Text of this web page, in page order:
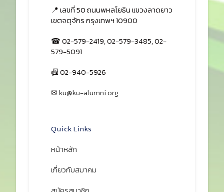
📍 เลขที่ 50 ถนนพหลโยธิน แขวงลาดยาว
เขตจตุจักร กรุงเทพฯ 10900
☎ 02-579-2419, 02-579-3485, 02-
579-5091
📠 02-940-5926
✉ku@ku-alumni.org
Quick Links
หน้าหลัก
เกี่ยวกับสมาคม